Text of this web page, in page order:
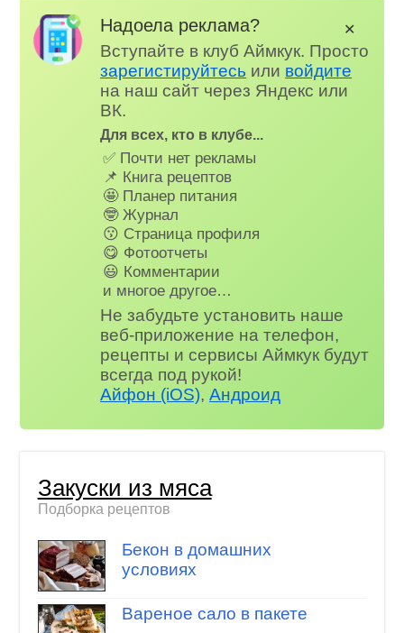
Надоела реклама?
Вступайте в клуб Аймкук. Просто
зарегистируйтесь или войдите
на наш сайт через Яндекс или
ВК.
Для всех, кто в клубе...
✅ Почти нет рекламы
📌 Книга рецептов
🤩 Планер питания
🤓 Журнал
😗 Страница профиля
😋 Фотоотчеты
😃 Комментарии
и многое другое…
Не забудьте установить наше
веб-приложение на телефон,
рецепты и сервисы Аймкук будут
всегда под рукой!
Айфон (iOS),Андроид
✕
Закуски из мяса
Подборка рецептов
Бекон в домашних
условиях
Вареное сало в пакете